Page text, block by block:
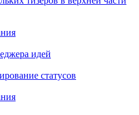
идей
статусов